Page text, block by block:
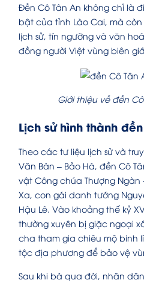
Đền Cô Tân An không chỉ là
bật của tỉnh Lào Cai, mà
lịch sử, tín ngưỡng và văn
đồng người Việt vùng biên
Giới thiệu về đền
Lịch sử hình thành
Theo các tư liệu lịch sử và
Văn Bàn – Bảo Hà, đền Cô
vật Công chúa Thượng Ngàn
Xa, con gái danh tướng
Hậu Lê. Vào khoảng thế kỷ
thường xuyên bị giặc ngoại
cha tham gia chiêu mộ binh
tộc địa phương để bảo vệ
Sau khi bà qua đời, nhân